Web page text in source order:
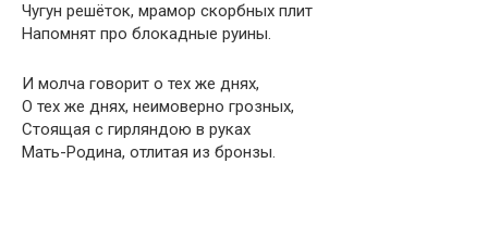
Чугун решёток, мрамор скорбных плит
Напомнят про блокадные руины.
И молча говорит о тех же днях,
О тех же днях, неимоверно грозных,
Стоящая с гирляндою в руках
Мать-Родина, отлитая из бронзы.